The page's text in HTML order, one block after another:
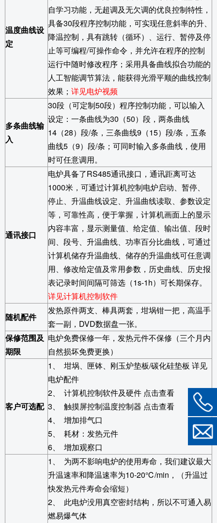
温度曲线设
定
自学习功能，无超调及无欠调的优良控制特性，
具备30段程序控制功能，可实现任意斜率的升、
降温控制，具有跳转（循环）、运行、暂停及停
止等可编程/可操作命令，并允许在程序的控制
运行中随时修改程序；采用具备曲线拟合功能的
人工智能调节算法，能获得光滑平顺的曲线控制
效果； 详见电炉视频
多条曲线输
入
30段（可定制50段）程序控制功能，可以输入
设定：一条曲线为30（50）段，两条曲线
14（28）段/条，三条曲线9（15）段/条，五条
曲线5（9）段/条；可同时输入多条曲线，使用
时可任意调用。
通讯接口
电炉具备了RS485通讯接口，通讯距离可达
1000米，可通过计算机控制电炉启动、暂停、
停止、升温曲线设定、升温曲线读取、参数设定
等，可靠性高，便于掌握，计算机画面上的显示
内容丰富，显示测量值、给定值、输出值、段时
间、段号、升温曲线、功率百分比曲线，可通过
计算机储存升温曲线、储存的升温曲线可任意调
用、修改给定值及常用参数，历史曲线、历史报
表记录时间间隔可筛选（1s-1h）可长期保存。
详见计算机控制软件
随机配件
发热原件两支、棒具两套，坩埚钳一把，高温手
套一副，DVD数据盘一张。
保修范围及
期限
电炉免费保修一年，发热元件不保修（三个月内
自然损坏免费更换）
客户可选配
1 、 坩埚、匣钵、刚玉炉垫板/碳化硅垫板 详见
电炉配件
2、 计算机控制软件及硬件 点击查看
3、 触摸屏控制温度控制器 点击查看
4、 增加排气口
5、 耗材：发热元件
6、 增加观察口
1 、
为两不影响电炉的使用寿命，我们建议最大
升温速率和降温速率为10-20℃/min ，（升温过
快发热元件寿命会缩短）
2、
此电炉没用真空密封结构，所以不可通入易
燃易爆气体